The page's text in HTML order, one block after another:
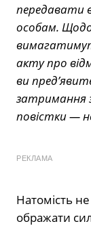
передавати
особам.
акту про
ви
затримання
повістки —
РЕКЛАМА
Натомість
ображати